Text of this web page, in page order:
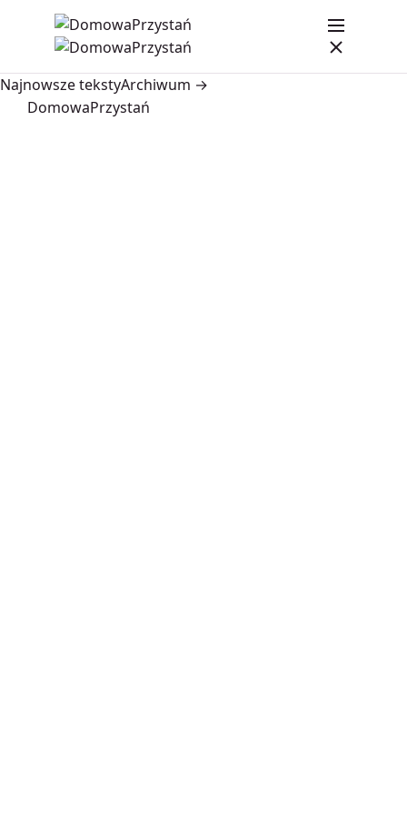
Najnowsze tekstyArchiwum →
DomowaPrzystań